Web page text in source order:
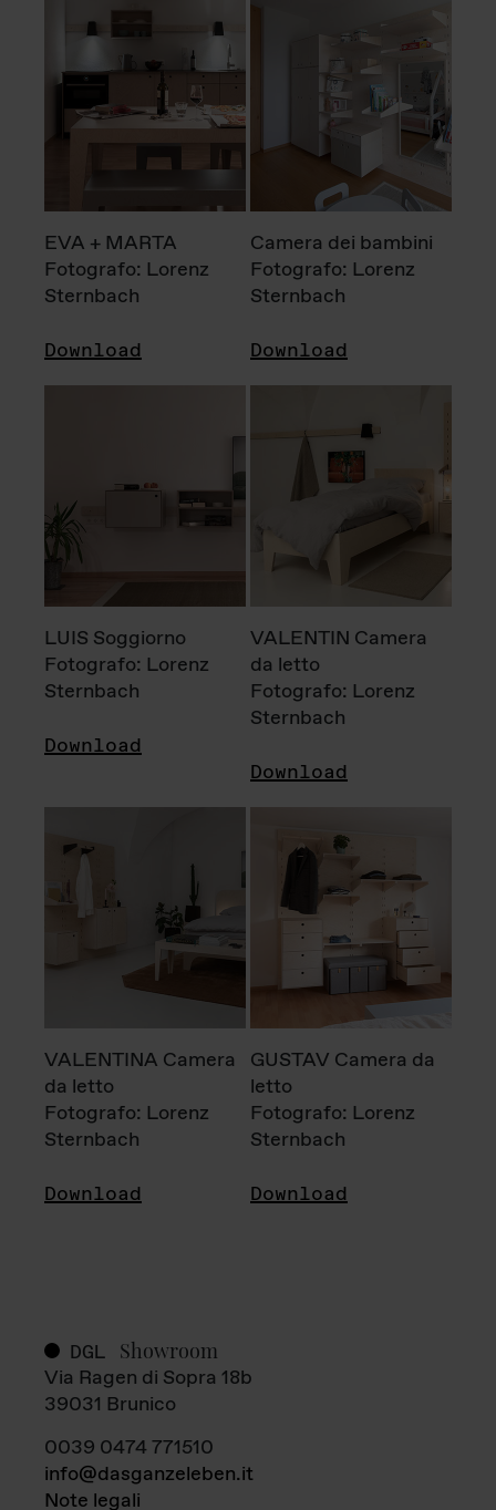
EVA + MARTA
Fotografo: Lorenz
Sternbach
Download
Camera dei bambini
Fotografo: Lorenz
Sternbach
Download
LUIS Soggiorno
Fotografo: Lorenz
Sternbach
Download
VALENTIN Camera
da letto
Fotografo: Lorenz
Sternbach
Download
VALENTINA Camera
da letto
Fotografo: Lorenz
Sternbach
Download
GUSTAV Camera da
letto
Fotografo: Lorenz
Sternbach
Download
DGL Showroom
Via Ragen di Sopra 18b
39031 Brunico
0039 0474 771510
info@dasganzeleben.it
Note legali